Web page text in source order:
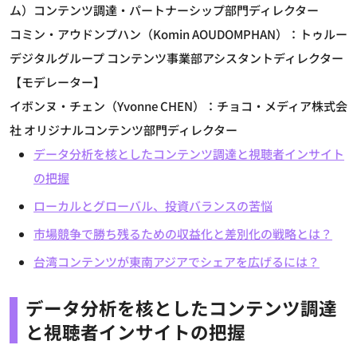
ム）コンテンツ調達・パートナーシップ部門ディレクター
コミン・アウドンプハン（Komin AOUDOMPHAN）：トゥルー
デジタルグループ コンテンツ事業部アシスタントディレクター
【モデレーター】
イボンヌ・チェン（Yvonne CHEN）：チョコ・メディア株式会
社 オリジナルコンテンツ部門ディレクター
データ分析を核としたコンテンツ調達と視聴者インサイト
の把握
ローカルとグローバル、投資バランスの苦悩
市場競争で勝ち残るための収益化と差別化の戦略とは？
台湾コンテンツが東南アジアでシェアを広げるには？
データ分析を核としたコンテンツ調達
と視聴者インサイトの把握